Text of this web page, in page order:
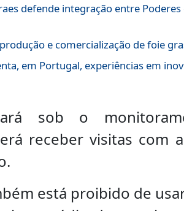
defende integração entre
e comercialização de foie
em Portugal, experiências em
sob o
receber visitas com
está proibido de